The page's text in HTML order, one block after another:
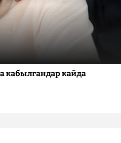
кайда